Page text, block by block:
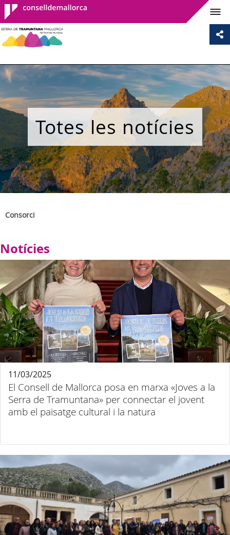
Consell de
Mallorca
Totes les notícies
Consorci
Notícies
El Consell de Mallorca posa en marxa «Joves a la
Serra de Tramuntana» per connectar el jovent
amb el paisatge cultural i la natura
11/03/2025